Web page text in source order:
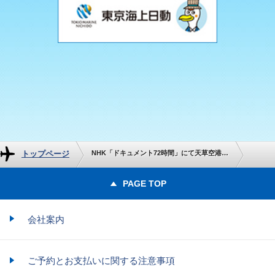
トップページ NHK「ドキュメント72時間」にて天草空港と天草エアラインが紹介されます！
PAGE TOP
会社案内
ご予約とお支払いに関する注意事項